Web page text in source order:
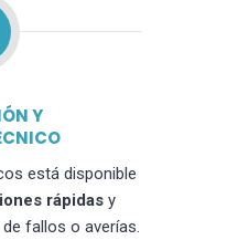
Y
está disponible
rápidas y
fallos o averías.